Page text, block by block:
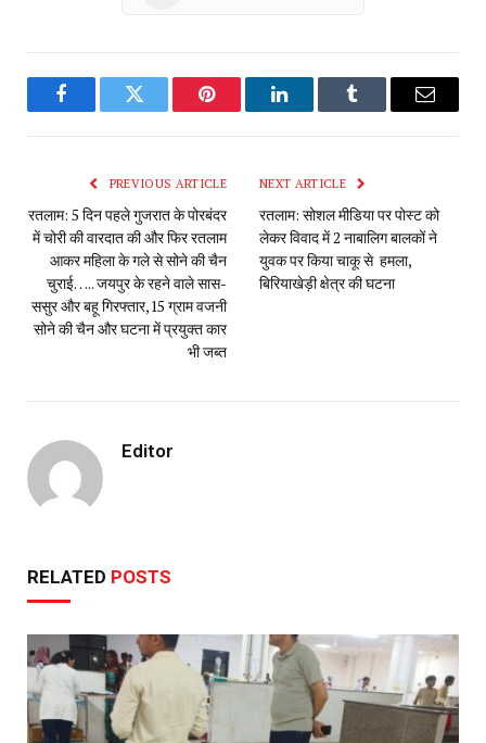
FacebookTwitter Pinterest LinkedInTumblr Email
PREVIOUS ARTICLE
रतलाम: 5 दिन पहले गुजरात के पोरबंदर
में चोरी की वारदात की और फिर रतलाम
आकर महिला के गले से सोने की चैन
चुराई….. जयपुर के रहने वाले सास-
ससुर और बहू गिरफ्तार,15 ग्राम वजनी
सोने की चैन और घटना में प्रयुक्त कार
भी जब्त
NEXT ARTICLE
रतलाम: सोशल मीडिया पर पोस्ट को
लेकर विवाद में 2 नाबालिग बालकों ने
युवक पर किया चाकू से हमला,
बिरियाखेड़ी क्षेत्र की घटना
Editor
RELATED POSTS